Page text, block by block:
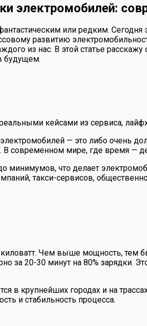
электромобилей:
или редким. Сегодня
развитию
из нас. В этой статье
будущем.
кейсами из сервиса,
— это либо очень
современном мире, где время —
до минимумов, что делает
такси-сервисов,
Чем выше мощность, тем
за 20-30 минут на 80% зарядки.
в крупнейших городах и на
и стабильность процесса.